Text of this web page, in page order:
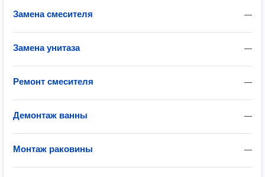
—
Замена смесителя
—
Замена унитаза
—
Ремонт смесителя
—
Демонтаж ванны
—
Монтаж раковины